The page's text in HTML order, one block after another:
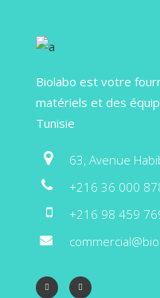
Biolabo est votre
matériels et des
Tunisie
63, Avenue
+216 36 000
+216 98 459